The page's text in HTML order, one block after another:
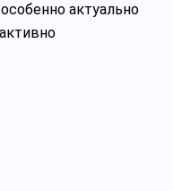
актуально